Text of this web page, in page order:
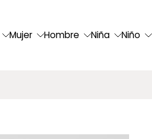
Mujer Hombre Niña Niño